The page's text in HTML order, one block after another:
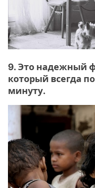
9. Это надежный
который всегда
минуту.